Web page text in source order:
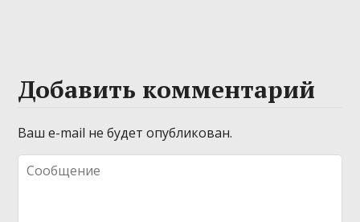
Добавить комментарий
Ваш e-mail не будет опубликован.